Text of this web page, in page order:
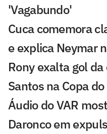
'Vagabundo'
Cuca comemora
e explica Neymar
Rony exalta gol
Santos na Copa
Áudio do VAR
Daronco em